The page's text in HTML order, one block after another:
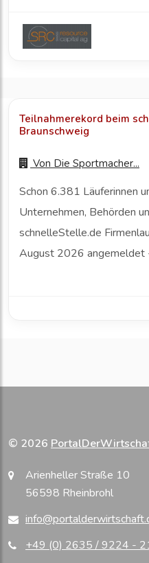
Teilnahmerekord beim
Braunschweig
Von Die Sportmacher...
Schon 6.381 Läuferinnen
Unternehmen, Behörden
schnelleStelle.de
August 2026 angemeldet
© 2026
Arienheller Straße 10
56598 Rheinbrohl
+49 (0) 2635 / 9224 -